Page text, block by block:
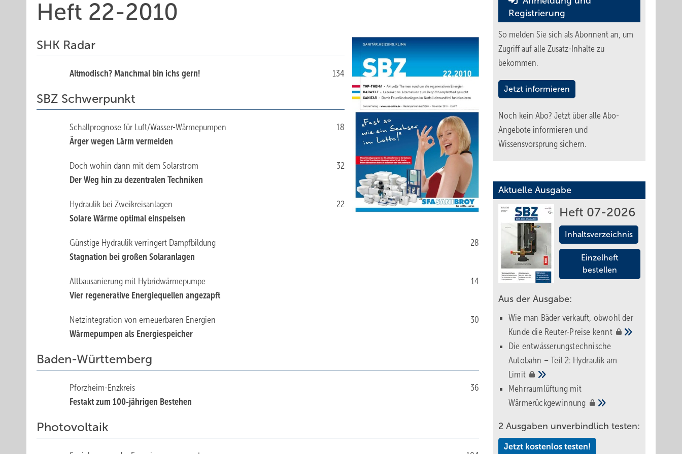
Heft 22-2010
SHK Radar
134
Altmodisch? Manchmal bin ichs gern!
SBZ Schwerpunkt
18
Schallprognose für Luft/Wasser-Wärmepumpen
Ärger wegen Lärm vermeiden
32
Doch wohin dann mit dem Solarstrom
Der Weg hin zu dezentralen Techniken
22
Hydraulik bei Zweikreisanlagen
Solare Wärme optimal einspeisen
28
Günstige Hydraulik verringert Dampfbildung
Stagnation bei großen Solaranlagen
14
Altbausanierung mit Hybridwärmepumpe
Vier regenerative Energiequellen angezapft
30
Netzintegration von erneuerbaren Energien
Wärmepumpen als Energiespeicher
Baden-Württemberg
36
Pforzheim-Enzkreis
Festakt zum 100-jährigen Bestehen
Photovoltaik
Registrierung
So melden Sie sich als Abonnent an, um
Zugriff auf alle Zusatz-Inhalte zu
bekommen.
Jetzt informieren
Noch kein Abo? Jetzt über alle Abo-
Angebote informieren und
Wissensvorsprung sichern.
Aktuelle Ausgabe
Heft 07-2026
Inhaltsverzeichnis
Einzelheft
bestellen
Aus der Ausgabe:
Wie man Bäder verkauft, obwohl der
Kunde die Reuter-Preise kennt
Die entwässerungstechnische
Autobahn – Teil 2: Hydraulik am
Limit
Mehrraumlüftung mit
Wärmerückgewinnung
2 Ausgaben unverbindlich testen:
Jetzt kostenlos testen!